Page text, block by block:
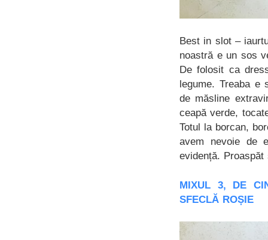
Best in slot –
noastră e un sos
De folosit ca
legume. Treaba e
de măsline
ceapă verde,
Totul la borcan,
avem nevoie de
evidență.
MIXUL 3, DE
SFECLĂ ROȘIE